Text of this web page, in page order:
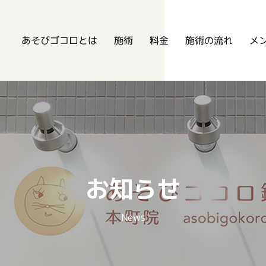
あそびゴコロとは 施術 料金 施術の流れ メ
お知らせ
News